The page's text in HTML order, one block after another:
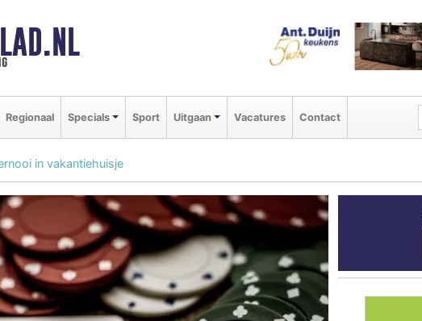
Regionaal Specials Sport Uitgaan Vacatures Contact
in vakantiehuisje